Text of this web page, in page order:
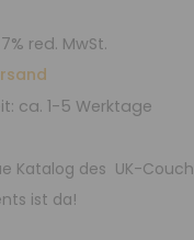
red. MwSt.
ca. 1-5 Werktage
Katalog des UK-Couch
ist da!